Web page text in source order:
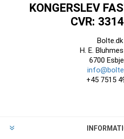
KONGERSLEV
CVR:
Bolte.dk
H. E.
6700
+45 7515